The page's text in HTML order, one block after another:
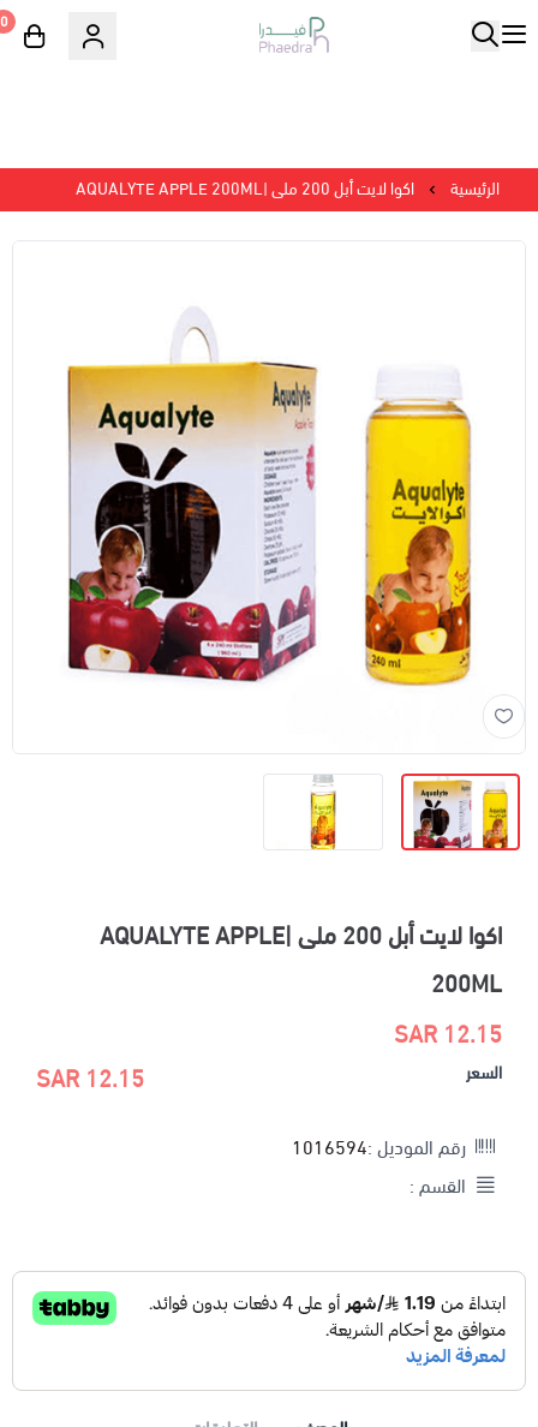
0
الرئيسية اكوا لايت أبل 200 ملى |AQUALYTE APPLE 200ML
اكوا لايت أبل 200 ملى |AQUALYTE APPLE
200ML
12.15 SAR
السعر 12.15 SAR
رقم الموديل :1016594
القسم :